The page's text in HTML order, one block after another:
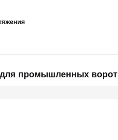
промышленных ворот